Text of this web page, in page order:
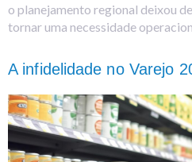
o planejamento regional deixou
tornar uma necessidade
A infidelidade no Varejo